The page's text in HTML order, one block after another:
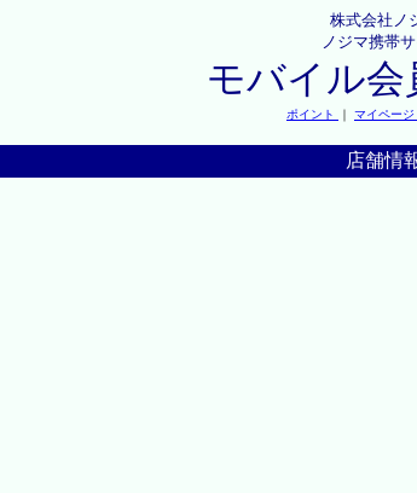
株式会社ノ
ノジマ携帯サ
モバイル会
ポイント ｜ マイページ
店舗情